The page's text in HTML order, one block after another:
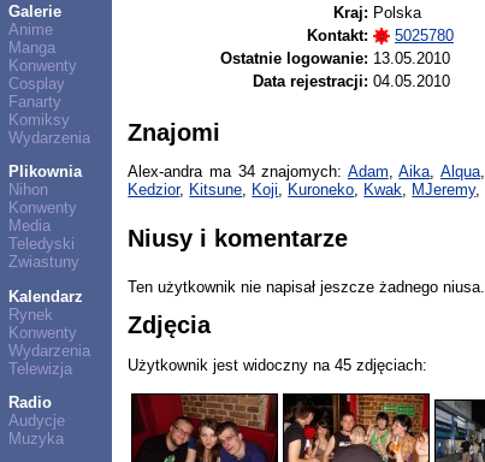
Galerie
Anime
Manga
Konwenty
Cosplay
Fanarty
Komiksy
Wydarzenia
Plikownia
Nihon
Konwenty
Media
Teledyski
Zwiastuny
Kalendarz
Rynek
Konwenty
Wydarzenia
Telewizja
Radio
Audycje
Muzyka
Kraj: Polska
Kontakt:
5025780
Ostatnie logowanie: 13.05.2010
Data rejestracji: 04.05.2010
Znajomi
Alex-andra ma 34 znajomych: Adam,Aika,Alqua,
Kedzior, Kitsune, Koji, Kuroneko, Kwak, MJeremy,
Niusy i komentarze
Ten użytkownik nie napisał jeszcze żadnego niusa.
Zdjęcia
Użytkownik jest widoczny na 45 zdjęciach: